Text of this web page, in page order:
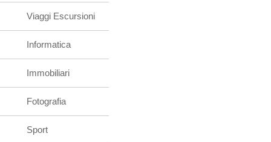
Viaggi Escursioni
Informatica
Immobiliari
Fotografia
Sport